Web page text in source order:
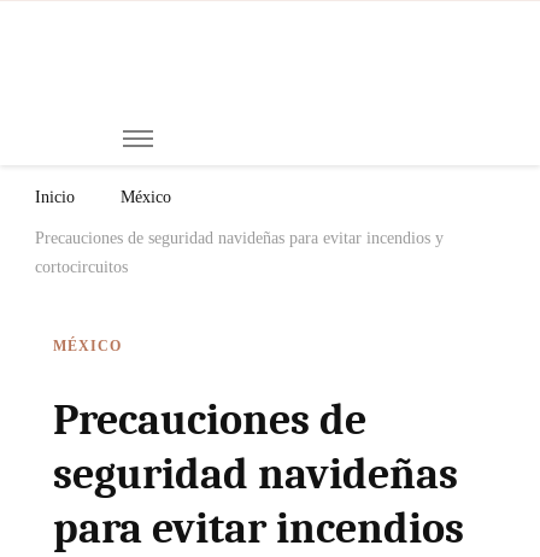
Inicio México
Precauciones de seguridad navideñas para evitar incendios y
cortocircuitos
MÉXICO
Precauciones de
seguridad navideñas
para evitar incendios